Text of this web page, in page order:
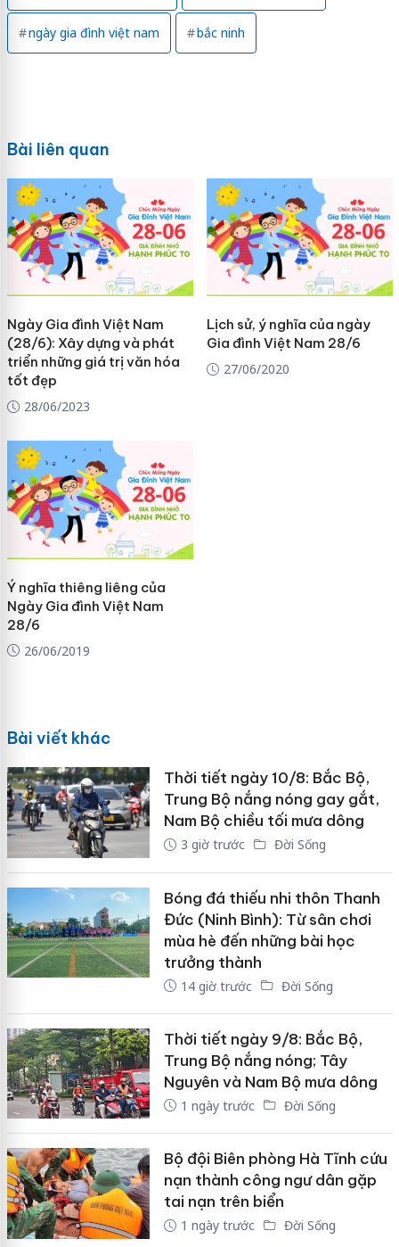
ngày gia đình việt nam bắc ninh
Bài liên quan
Ngày Gia đình Việt Nam
(28/6): Xây dựng và phát
triển những giá trị văn hóa
tốt đẹp
28/06/2023
Lịch sử, ý nghĩa của ngày
Gia đình Việt Nam 28/6
27/06/2020
Ý nghĩa thiêng liêng của
Ngày Gia đình Việt Nam
28/6
26/06/2019
Bài viết khác
Thời tiết ngày 10/8: Bắc Bộ,
Trung Bộ nắng nóng gay gắt,
Nam Bộ chiều tối mưa dông
3 giờ trước Đời Sống
Bóng đá thiếu nhi thôn Thanh
Đức (Ninh Bình): Từ sân chơi
mùa hè đến những bài học
trưởng thành
14 giờ trước Đời Sống
Thời tiết ngày 9/8: Bắc Bộ,
Trung Bộ nắng nóng; Tây
Nguyên và Nam Bộ mưa dông
1 ngày trước Đời Sống
Bộ đội Biên phòng Hà Tĩnh cứu
nạn thành công ngư dân gặp
tai nạn trên biển
1 ngày trước Đời Sống